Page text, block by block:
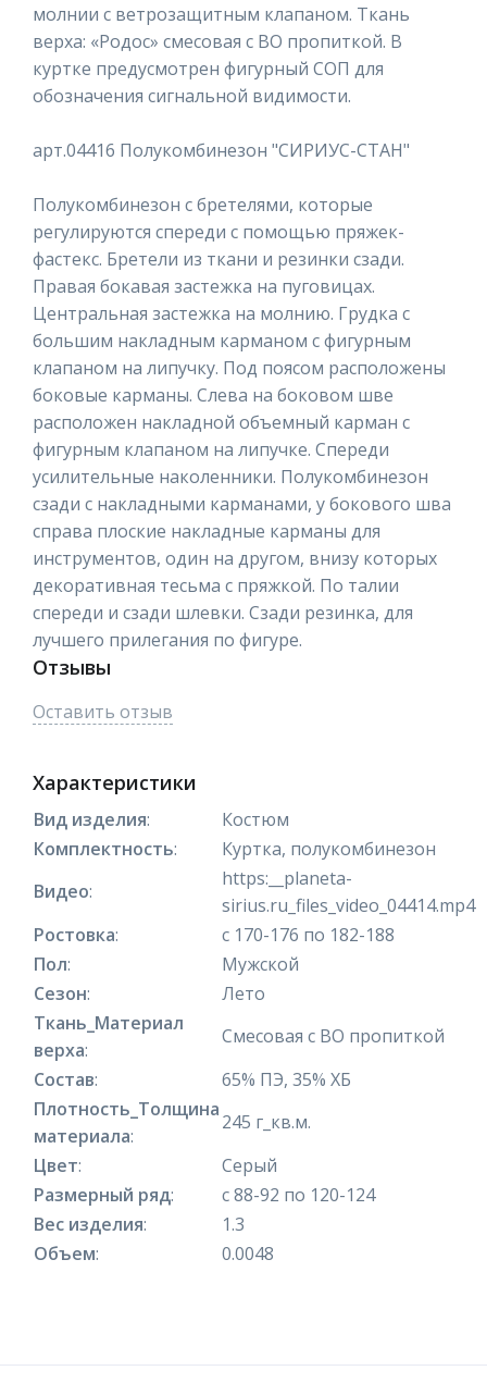
молнии с ветрозащитным клапаном. Ткань
верха: «Родос» смесовая с ВО пропиткой. В
куртке предусмотрен фигурный СОП для
обозначения сигнальной видимости.
арт.04416 Полукомбинезон "СИРИУС-СТАН"
Полукомбинезон с бретелями, которые
регулируются спереди с помощью пряжек-
фастекс. Бретели из ткани и резинки сзади.
Правая бокавая застежка на пуговицах.
Центральная застежка на молнию. Грудка с
большим накладным карманом с фигурным
клапаном на липучку. Под поясом расположены
боковые карманы. Слева на боковом шве
расположен накладной объемный карман с
фигурным клапаном на липучке. Спереди
усилительные наколенники. Полукомбинезон
сзади с накладными карманами, у бокового шва
справа плоские накладные карманы для
инструментов, один на другом, внизу которых
декоративная тесьма с пряжкой. По талии
спереди и сзади шлевки. Сзади резинка, для
лучшего прилегания по фигуре.
Отзывы
Оставить отзыв
Характеристики
Вид изделия:
Костюм
Комплектность:
Куртка, полукомбинезон
Видео:
https:__planeta-
sirius.ru_files_video_04414.mp4
Ростовка:
с 170-176 по 182-188
Пол:
Мужской
Сезон:
Лето
Ткань_Материал
верха:
Смесовая с ВО пропиткой
Состав:
65% ПЭ, 35% ХБ
Плотность_Толщина
материала:
245 г_кв.м.
Цвет:
Серый
Размерный ряд:
с 88-92 по 120-124
Вес изделия:
1.3
Объем: 0.0048